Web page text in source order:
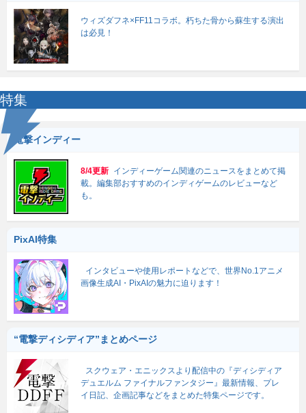
ウィズダフネ×FF11コラボ。朽ちた骨から蘇生する演出
は必見！
特集
電撃インディー
8/4更新 インディーゲーム関連のニュースをまとめて掲
載。編集部おすすめのインディゲームのレビューなど
も。
PixAI特集
インタビューや使用レポートなどで、世界No.1アニメ
画像生成AI・PixAIの魅力に迫ります！
“電撃ディシディア”まとめページ
スクウェア・エニックスより配信中の『ディシディア
デュエルム ファイナルファンタジー』最新情報、プレ
イ日記、企画記事などをまとめた特集ページです。